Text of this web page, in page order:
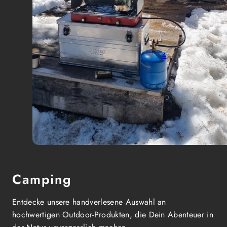
4
Camping
Entdecke unsere handverlesene Auswahl an
hochwertigen Outdoor-Produkten, die Dein Abenteuer in